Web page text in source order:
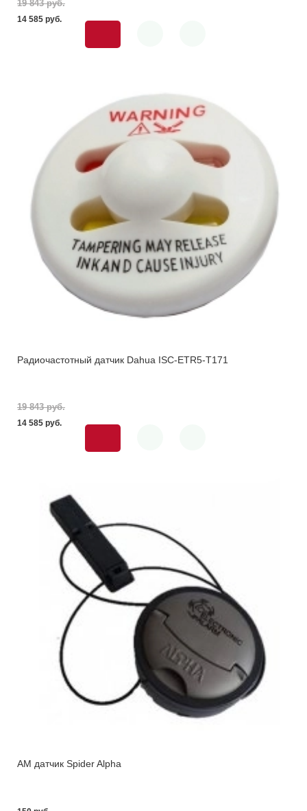
19 843 pуб.
14 585 pуб.
Радиочастотный датчик Dahua ISC-ETR5-T171
19 843 pуб.
14 585 pуб.
АМ датчик Spider Alpha